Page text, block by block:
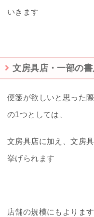
いきます
文房具店・一部の
便箋が欲しいと思った
の1つとしては、
文房具店に加え、文房
挙げられます
店舗の規模にもよりま